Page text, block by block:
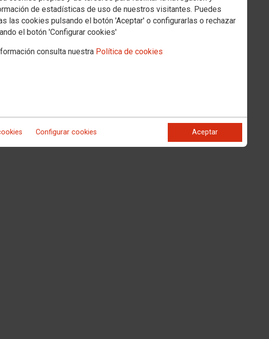
de estadísticas de uso de nuestros visitantes. Puedes
las cookies pulsando el botón 'Aceptar' o configurarlas o rechazar
el botón 'Configurar cookies'
consulta nuestra Política de cookies
Configurar cookies Aceptar